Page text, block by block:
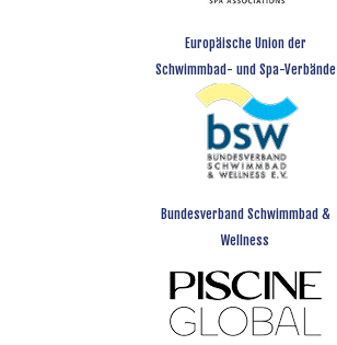
Europäische Union der
Schwimmbad- und Spa-Verbände
Bundesverband Schwimmbad &
Wellness